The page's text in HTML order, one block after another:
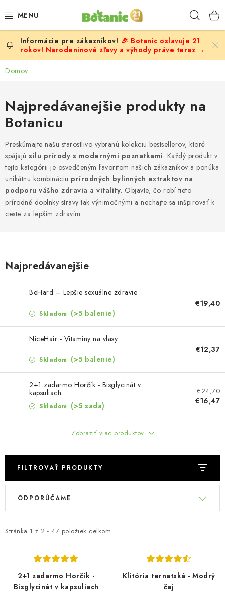
na
PREMIUM
DOPLNKY STRAVY
POTRAVINY A NÁPOJE
ZĽAVY, AKCIE
ZLOŽKY
ŽENY
🎉 Botanic oslavuje 21
rokov! Narodeninové zľavy a výhody práve teraz →
Domov
Najpredávanejšie produkty na
Botanicu
Preskúmajte našu starostlivo vybranú kolekciu bestsellerov, ktoré
spájajú silu prírody s modernými poznatkami. Každý produkt v
tejto kategórii je osvedčeným favoritom našich zákazníkov a ponúka
unikátnu kombináciu prírodných bylinných extraktov na
podporu vášho zdravia a vitality. Objavte, čo robí tieto
prírodné doplnky stravy tak výnimočnými a nechajte sa inšpirovať k
ceste za lepším zdravím.
Najpredávanejšie
BeHard – Lepšie sexuálne zdravie
Skladom (>5 balenie)
€19,40
NiceHair - Vitamíny na vlasy
Skladom (>5 balenie)
€12,37
2+1 zadarmo Horčík - Bisglycinát v
kapsuliach
Skladom (>5 sada)
€24,70
€16,47
Zobraziť viac produktov
FILTROVAŤ PRODUKTY
V
i
Stránka 1 z 2 - 47 položiek celkom
R
e
ODPORÚČAME
2+1 zadarmo Horčík -
Bisglycinát v kapsuliach
Klitória ternatská - Modrý
čaj